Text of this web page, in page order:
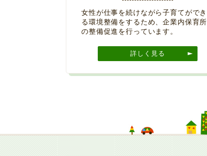
女性が仕事を続けながら子育てができ
る環境整備をするため、企業内保育所
の整備促進を行っています。
詳しく見る